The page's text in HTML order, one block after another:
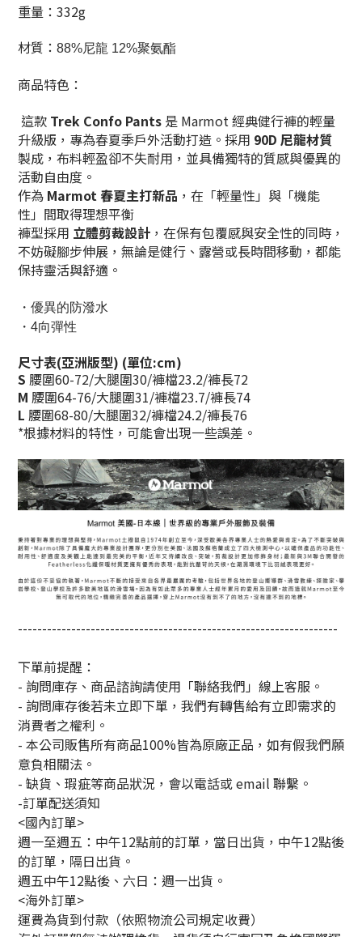
重量：332g
材質： 88%尼龍 12%聚氨酯
商品特色：
這款 Trek Confo Pants 是 Marmot 經典健行褲的輕量
升級版，專為春夏季戶外活動打造。採用 90D 尼龍材質
製成，布料輕盈卻不失耐用，並具備獨特的質感與優異的
活動自由度。
作為 Marmot 春夏主打新品 ，在「輕量性」與「機能
性」間取得理想平衡
褲型採用 立體剪裁設計 ，在保有包覆感與安全性的同時，
不妨礙腳步伸展，無論是健行、露營或長時間移動，都能
保持靈活與舒適。
・優異的防潑水
・4向彈性
尺寸表(亞洲版型) (單位:cm)
S 腰圍60-72/大腿圍30/褲檔23.2/褲長72
M 腰圍64-76/大腿圍31/褲檔23.7/褲長74
L 腰圍68-80/大腿圍32/褲檔24.2/褲長76
*根據材料的特性，可能會出現一些誤差。
------------------------------------------------------------------
下單前提醒：
- 詢問庫存、商品諮詢請使用「聯絡我們」線上客服。
- 詢問庫存後若未立即下單，我們有轉售給有立即需求的
消費者之權利。
- 本公司販售所有商品100%皆為原廠正品，如有假我們願
意負相關法。
- 缺貨、瑕疵等商品狀況，會以電話或 email 聯繫。
-訂單配送須知
<國內訂單>
週一至週五：中午12點前的訂單，當日出貨，中午12點後
的訂單，隔日出貨。
週五中午12點後、六日：週一出貨。
<海外訂單>
運費為貨到付款（依照物流公司規定收費）